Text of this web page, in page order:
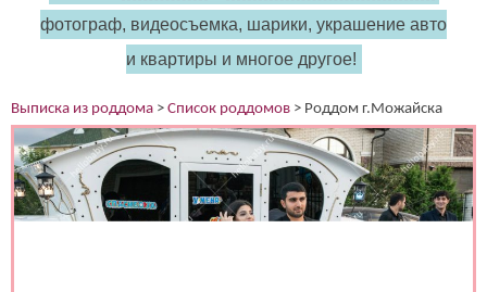
(работает только если на устройстве установлен указанный
мессенджер)
Ваше имя:*
Имя мужа:*
Его телефон:*
Подтверждаю свое согласие на обработку персональных
данных в соответствииПолитикой конфиденциальности
фотограф, видеосъемка, шарики, украшение авто
и квартиры и многое другое!
Выписка из роддома > Список роддомов > Роддом г.Можайска